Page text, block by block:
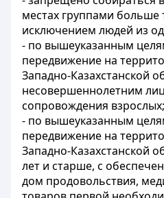
местах группами больше
исключением людей из
- по вышеуказанным
передвижение на
Западно-Казахстанской
несовершеннолетним
сопровождения
- по вышеуказанным
передвижение на
Западно-Казахстанской
лет и старше, с
дом продовольствия,